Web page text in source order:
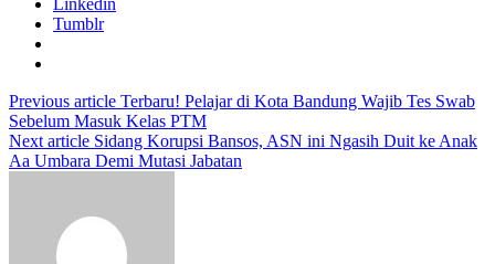
Tumblr
Previous article Terbaru! Pelajar di Kota Bandung Wajib Tes Swab
Sebelum Masuk Kelas PTM
Next article Sidang Korupsi Bansos, ASN ini Ngasih Duit ke Anak
Aa Umbara Demi Mutasi Jabatan